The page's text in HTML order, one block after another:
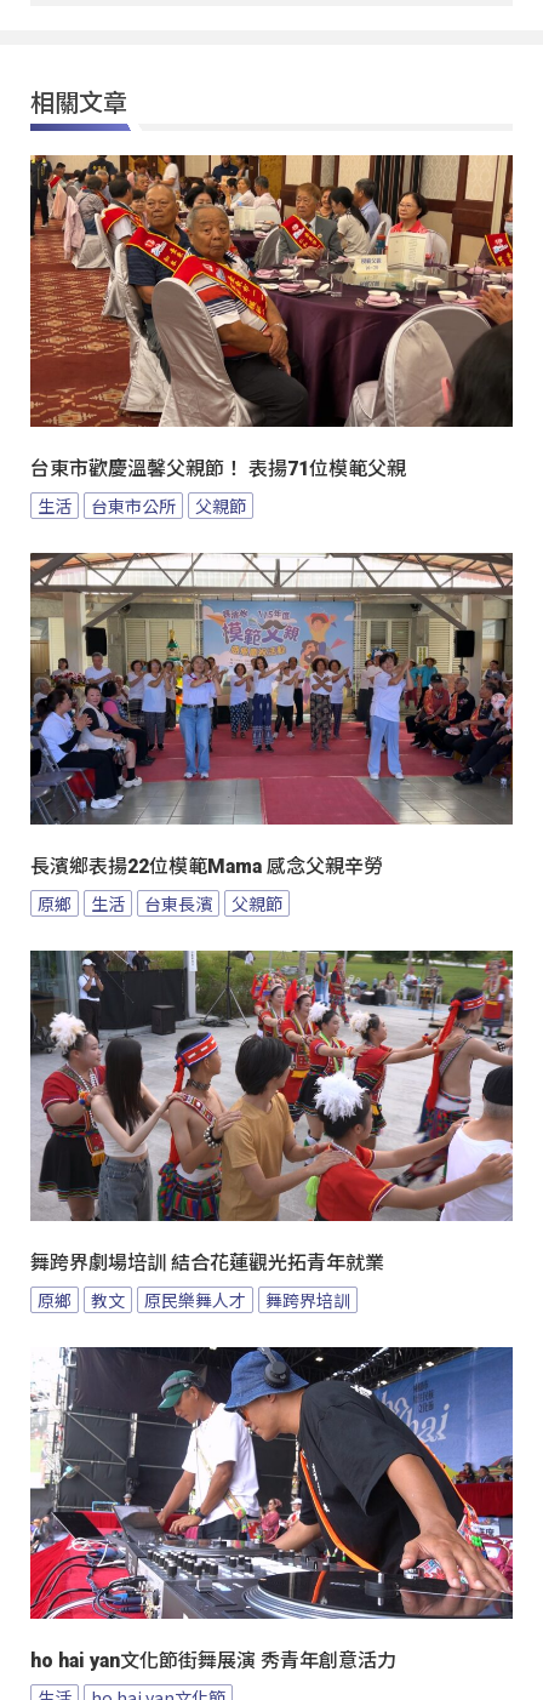
相關文章
台東市歡慶溫馨父親節！ 表揚71位模範父親
生活 台東市公所 父親節
長濱鄉表揚22位模範Mama 感念父親辛勞
原鄉 生活 台東長濱 父親節
舞跨界劇場培訓 結合花蓮觀光拓青年就業
原鄉 教文 原民樂舞人才 舞跨界培訓
ho hai yan文化節街舞展演 秀青年創意活力